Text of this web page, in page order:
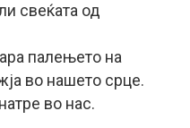
свеќата од
палењето на
во нашето срце.
во нас.